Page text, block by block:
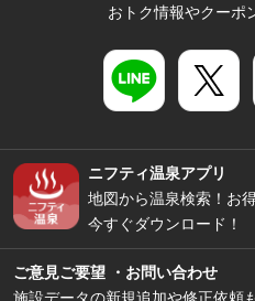
おトク情報やクーポ
ニフティ温泉アプリ
地図から温泉検索！お
今すぐダウンロード！
ご意見ご要望 ・お問い合わせ
施設データの新規追加や修正依頼